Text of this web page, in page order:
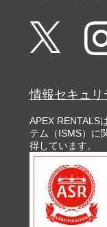
情報セキュリ
APEX RENTALS
テム（ISMS）に
得しています。